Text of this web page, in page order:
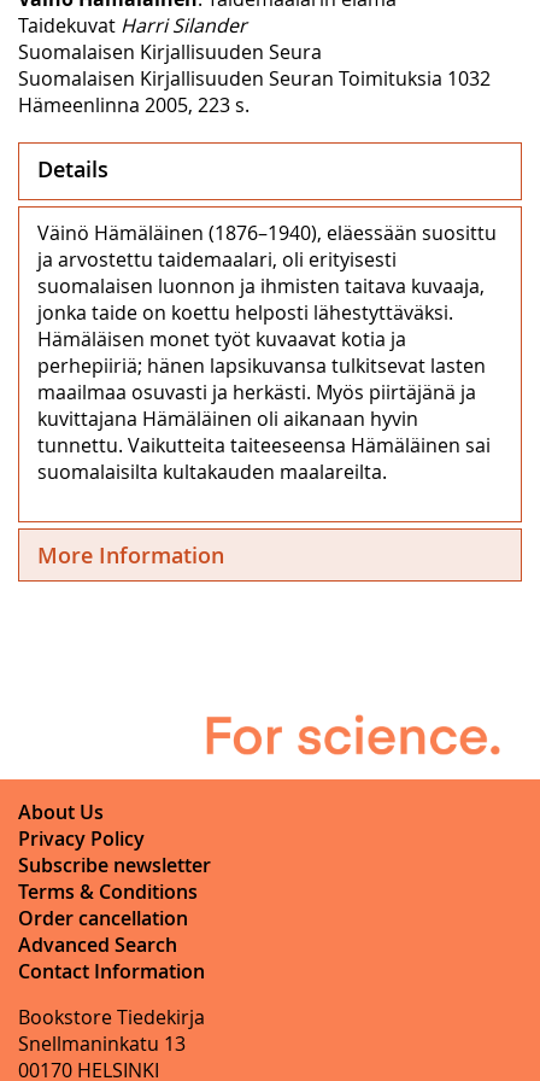
Taidekuvat Harri Silander
Suomalaisen Kirjallisuuden Seura
Suomalaisen Kirjallisuuden Seuran Toimituksia 1032
Hämeenlinna 2005, 223 s.
Details
Väinö Hämäläinen (1876–1940), eläessään suosittu
ja arvostettu taidemaalari, oli erityisesti
suomalaisen luonnon ja ihmisten taitava kuvaaja,
jonka taide on koettu helposti lähestyttäväksi.
Hämäläisen monet työt kuvaavat kotia ja
perhepiiriä; hänen lapsikuvansa tulkitsevat lasten
maailmaa osuvasti ja herkästi. Myös piirtäjänä ja
kuvittajana Hämäläinen oli aikanaan hyvin
tunnettu. Vaikutteita taiteeseensa Hämäläinen sai
suomalaisilta kultakauden maalareilta.
More Information
About Us
Privacy Policy
Subscribe newsletter
Terms & Conditions
Order cancellation
Advanced Search
Contact Information
Bookstore Tiedekirja
Snellmaninkatu 13
00170 HELSINKI